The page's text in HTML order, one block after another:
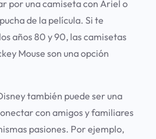
por una camiseta con Ariel o
de la película. Si te
años 80 y 90, las camisetas
Mouse son una opción
también puede ser una
con amigos y familiares
pasiones. Por ejemplo,